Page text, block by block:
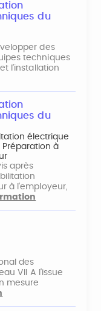
du
des
techniques
l’installation
du
électrique
à
après
à l'employeur,
des
VII A l'issue
mesure